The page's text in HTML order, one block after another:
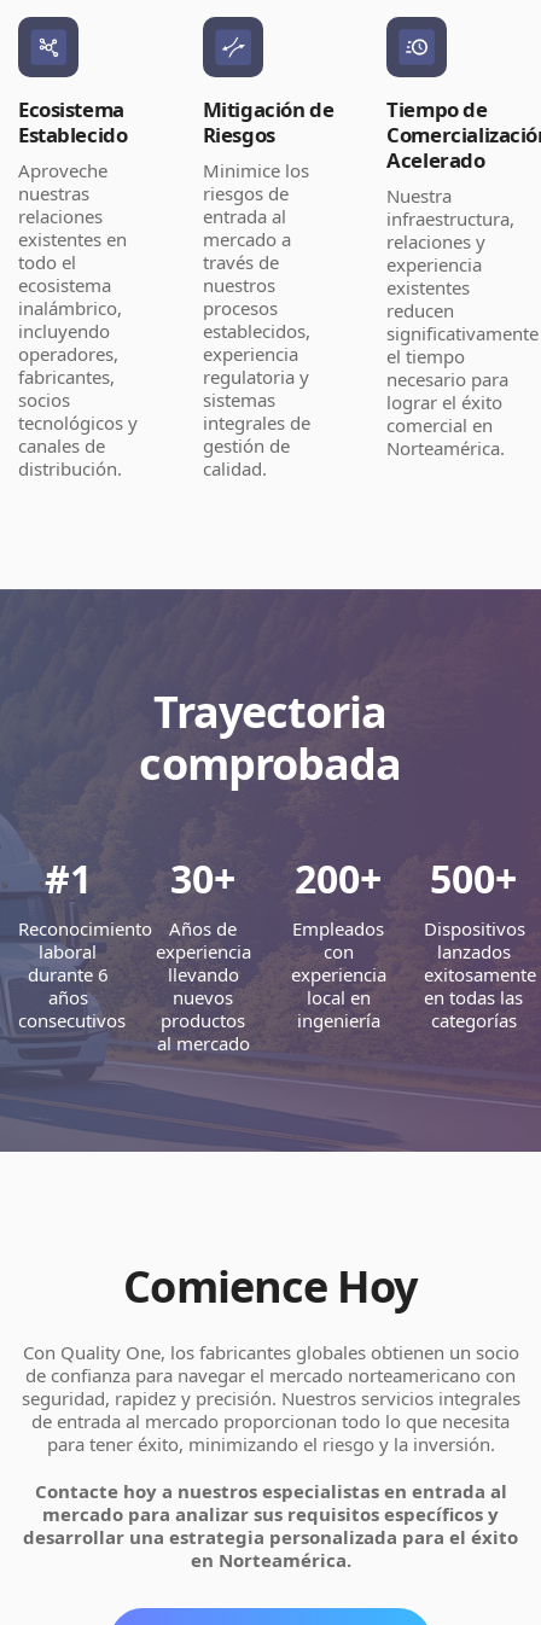
Ecosistema
Establecido
Aproveche
nuestras
relaciones
existentes en
todo el
ecosistema
inalámbrico,
incluyendo
operadores,
fabricantes,
socios
tecnológicos y
canales de
distribución.
Mitigación de
Riesgos
Minimice los
riesgos de
entrada al
mercado a
través de
nuestros
procesos
establecidos,
experiencia
regulatoria y
sistemas
integrales de
gestión de
calidad.
Tiempo de
Acelerado
Nuestra
infraestructura,
relaciones y
experiencia
existentes
reducen
significativamente
el tiempo
necesario para
lograr el éxito
comercial en
Norteamérica.
Trayectoria
comprobada
#1
Reconocimiento
laboral
durante 6
años
consecutivos
30+
Años de
experiencia
llevando
nuevos
productos
al mercado
200+
Empleados
con
experiencia
local en
ingeniería
500+
Dispositivos
lanzados
exitosamente
en todas las
categorías
Comience Hoy
Con Quality One, los fabricantes globales obtienen un socio
de confianza para navegar el mercado norteamericano con
seguridad, rapidez y precisión. Nuestros servicios integrales
de entrada al mercado proporcionan todo lo que necesita
para tener éxito, minimizando el riesgo y la inversión.
Contacte hoy a nuestros especialistas en entrada al
mercado para analizar sus requisitos específicos y
desarrollar una estrategia personalizada para el éxito
en Norteamérica.